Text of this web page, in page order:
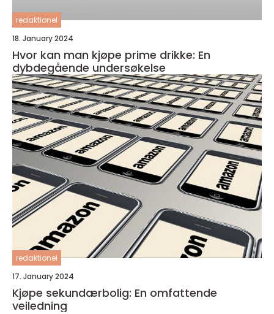
redaktionel
18. January 2024
Hvor kan man kjøpe prime drikke: En
dybdegående undersøkelse
redaktionel
17. January 2024
Kjøpe sekundærbolig: En omfattende
veiledning